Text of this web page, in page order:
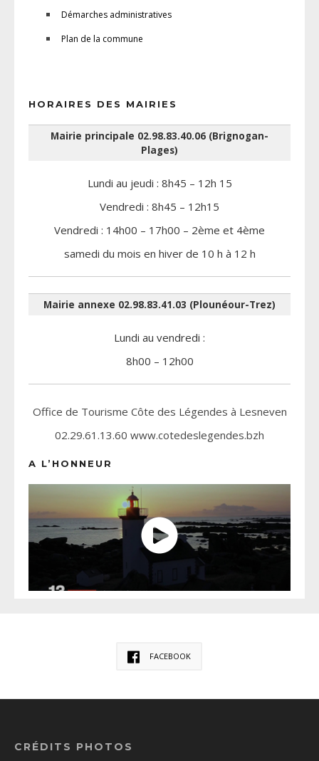
Démarches administratives
Plan de la commune
HORAIRES DES MAIRIES
Mairie principale 02.98.83.40.06 (Brignogan-
Plages)
Lundi au jeudi : 8h45 – 12h 15
Vendredi : 8h45 – 12h15
Vendredi : 14h00 – 17h00 – 2ème et 4ème
samedi du mois en hiver de 10 h à 12 h
Mairie annexe 02.98.83.41.03 (Plounéour-Trez)
Lundi au vendredi :
8h00 – 12h00
Office de Tourisme Côte des Légendes à Lesneven
02.29.61.13.60 www.cotedeslegendes.bzh
A L’HONNEUR
FACEBOOK
CRÉDITS PHOTOS